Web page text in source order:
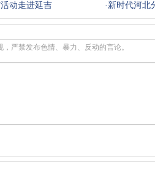
动走进延吉 · 新时代河北
严禁发布色情、暴力、反动的言论。